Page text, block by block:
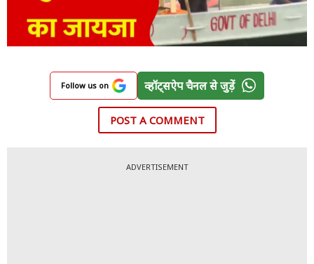
Follow us on व्हॉट्सऐप चैनल से जुड़ें
POST A COMMENT
ADVERTISEMENT